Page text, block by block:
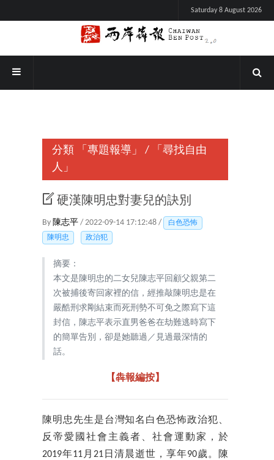
Saturday 8 August 2026
分類 「專題報導」 /
「尋找自由
人」
硬漢陳明忠對妻兒的訣別
By 陳志平 / 2022-09-14 17:12:48 /
白色恐怖
陳明忠
政治犯
摘要：
本文是陳明忠的二女兒陳志平回顧父親第二
次被捕後寄回家裡的信，經推敲陳明忠是在
嚴酷刑求剛結束而死刑勢不可免之際寫下這
封信，陳志平表示直男爸爸在劫難逃時寫下
的簡單告別，卻是她聽過／見過最深情的
話。
【犇報編按】
陳明忠先生是台灣知名白色恐怖政治犯、
反帝愛國社會主義者、社會運動家，於
2019年11月21日清晨逝世，享年90歲。陳